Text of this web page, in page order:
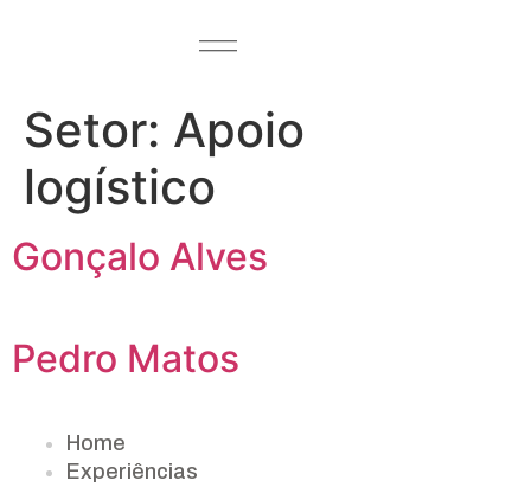
Setor: Apoio
logístico
Gonçalo Alves
Pedro Matos
Home
Experiências